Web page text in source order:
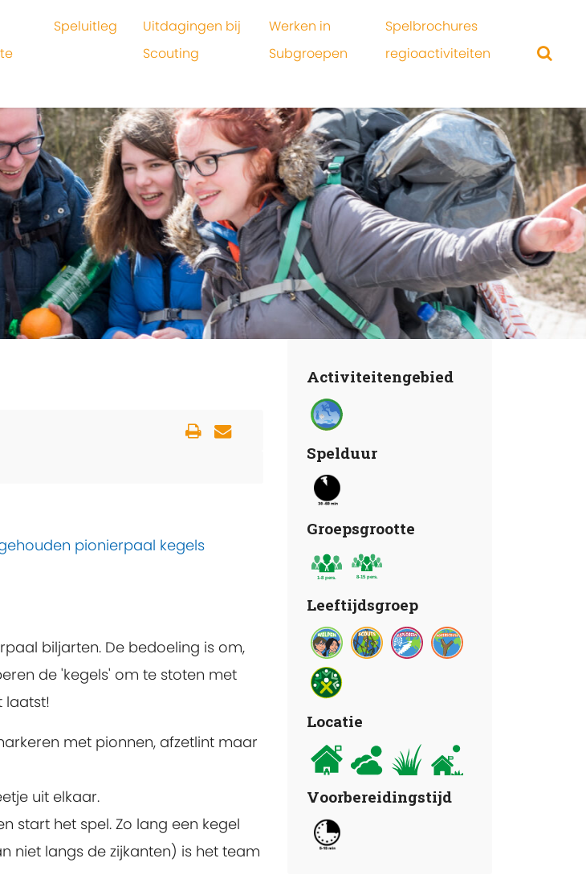
Speluitleg
Uitdagingen bij
Scouting
Werken in
Subgroepen
Spelbrochures
regioactiviteiten
pionierpaal kegels
biljarten. De bedoeling is om,
de 'kegels' om te stoten met
laatst!
met pionnen, afzetlint maar
uit elkaar.
start het spel. Zo lang een kegel
langs de zijkanten) is het team
Activiteitengebied
Spelduur
Groepsgrootte
Leeftijdsgroep
Locatie
Voorbereidingstijd